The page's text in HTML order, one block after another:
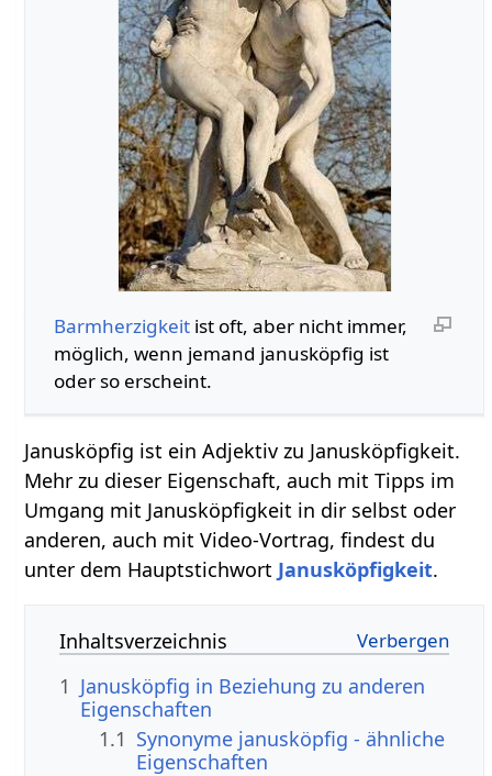
Barmherzigkeitist oft, aber nicht immer,
möglich, wenn jemand janusköpfig ist
oder so erscheint.
Janusköpfig ist ein Adjektiv zu Janusköpfigkeit.
Mehr zu dieser Eigenschaft, auch mit Tipps im
Umgang mit Janusköpfigkeit in dir selbst oder
anderen, auch mit Video-Vortrag, findest du
unter dem Hauptstichwort Janusköpfigkeit.
Inhaltsverzeichnis
1 Janusköpfig in Beziehung zu anderen
Eigenschaften
1.1 Synonyme janusköpfig - ähnliche
Eigenschaften